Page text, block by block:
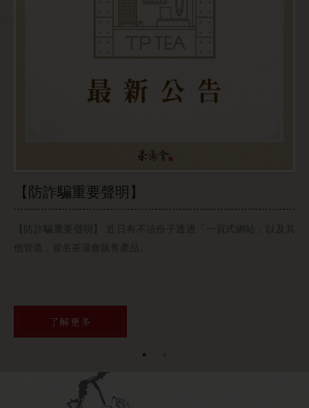
【防詐騙重要聲明】
【防詐騙重要聲明】 近日有不法份子透過「一頁式網站」以及其
他管道，冒名茶湯會販售產品。
了解更多